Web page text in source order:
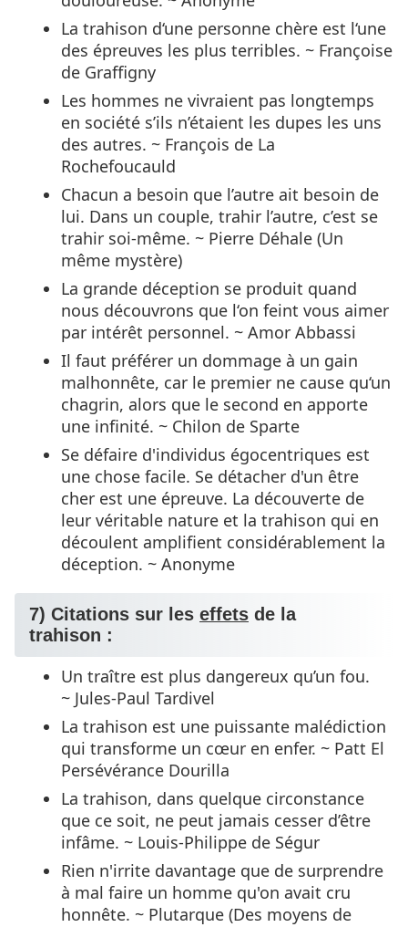
La trahison d‘une personne chère est l‘une
des épreuves les plus terribles. ~ Françoise
de Graffigny
Les hommes ne vivraient pas longtemps
en société s’ils n’étaient les dupes les uns
des autres. ~ François de La
Rochefoucauld
Chacun a besoin que l’autre ait besoin de
lui. Dans un couple, trahir l’autre, c’est se
trahir soi-même. ~ Pierre Déhale (Un
même mystère)
La grande déception se produit quand
nous découvrons que l‘on feint vous aimer
par intérêt personnel. ~ Amor Abbassi
Il faut préférer un dommage à un gain
malhonnête, car le premier ne cause qu‘un
chagrin, alors que le second en apporte
une infinité. ~ Chilon de Sparte
Se défaire d'individus égocentriques est
une chose facile. Se détacher d'un être
cher est une épreuve. La découverte de
leur véritable nature et la trahison qui en
découlent amplifient considérablement la
déception. ~ Anonyme
7) Citations sur les effets de la
trahison :
Un traître est plus dangereux qu’un fou.
~ Jules-Paul Tardivel
La trahison est une puissante malédiction
qui transforme un cœur en enfer. ~ Patt El
Persévérance Dourilla
La trahison, dans quelque circonstance
que ce soit, ne peut jamais cesser d’être
infâme. ~ Louis-Philippe de Ségur
Rien n'irrite davantage que de surprendre
à mal faire un homme qu'on avait cru
honnête. ~ Plutarque (Des moyens de